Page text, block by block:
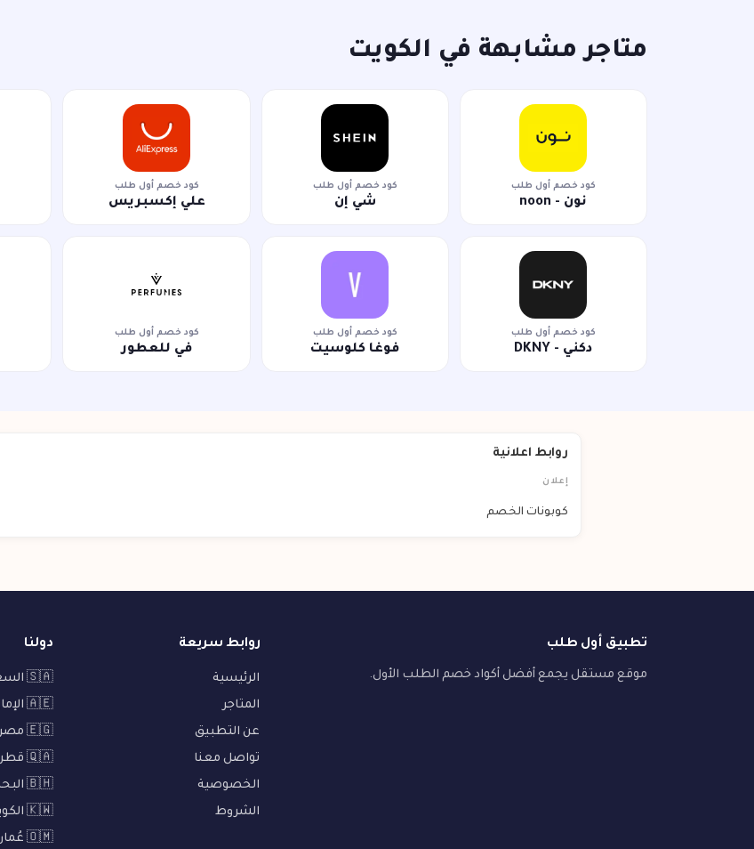
متاجر مشابهة في الكويت
كود خصم أول طلب
نون - noon
كود خصم أول طلب
شي إن
كود خصم أول طلب
علي إكسبريس
كود خصم أول طلب
دكني - DKNY
كود خصم أول طلب
فوغا كلوسيت
كود خصم أول طلب
في للعطور
روابط اعلانية
إعلان
كوبونات الخصم
تطبيق أول طلب
موقع مستقل يجمع أفضل أكواد خصم الطلب الأول.
روابط سريعة
الرئيسية
المتاجر
عن التطبيق
تواصل معنا
الخصوصية
الشروط
دولنا
🇸🇦 السعودية
🇦🇪 الإمارات
🇪🇬 مصر
🇶🇦 قطر
🇧🇭 البحرين
🇰🇼 الكويت
🇴🇲 عُمان